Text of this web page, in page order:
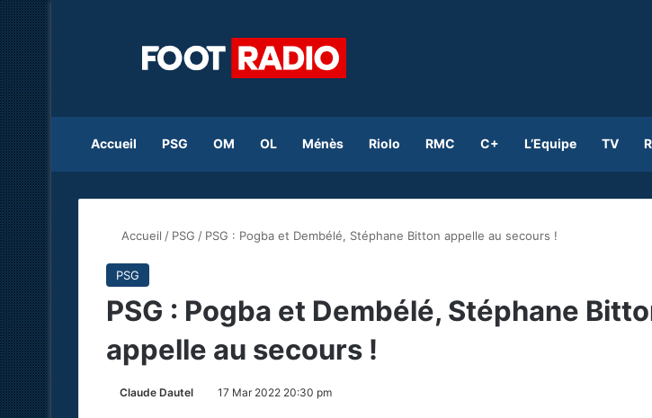
Accueil PSG OM OL Ménès Riolo RMC C+ L’Equipe TV
Accueil / PSG / PSG : Pogba et Dembélé, Stéphane Bitton appelle au secours !
PSG
PSG : Pogba et Dembélé, Stéphane
appelle au secours !
Claude Dautel 17 Mar 2022 20:30 pm